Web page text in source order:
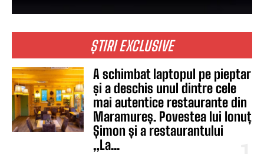
ȘTIRI EXCLUSIVE
A schimbat laptopul pe pieptar
și a deschis unul dintre cele
mai autentice restaurante din
Maramureș. Povestea lui Ionuț
Șimon și a restaurantului
„La...